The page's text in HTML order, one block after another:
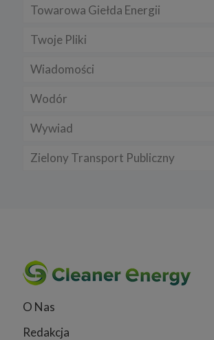
Towarowa Giełda Energii
Twoje Pliki
Wiadomości
Wodór
Wywiad
Zielony Transport Publiczny
O Nas
Redakcja